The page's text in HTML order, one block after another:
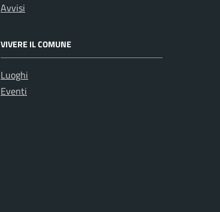
Avvisi
VIVERE IL COMUNE
Luoghi
Eventi